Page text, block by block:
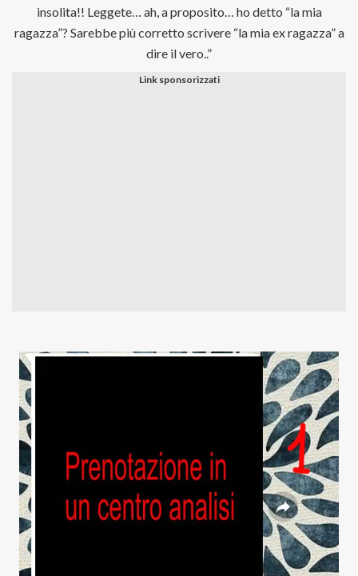
insolita!! Leggete… ah, a proposito… ho detto “la mia
ragazza”? Sarebbe più corretto scrivere “la mia ex ragazza” a
dire il vero..”